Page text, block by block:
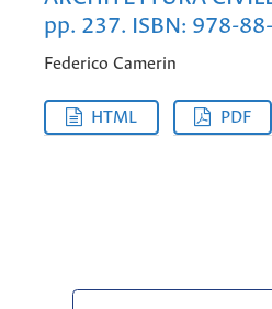
pp. 237. ISBN: 978-
Federico Camerin
HTML PDF